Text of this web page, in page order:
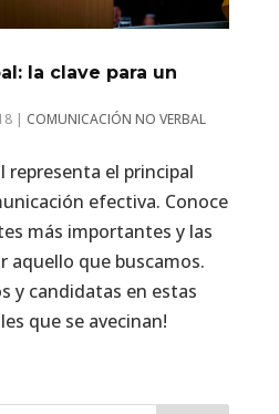
la clave para un
| COMUNICACIÓN NO VERBAL
representa el principal
efectiva. Conoce
más importantes y las
que buscamos.
y candidatas en estas
que se avecinan!